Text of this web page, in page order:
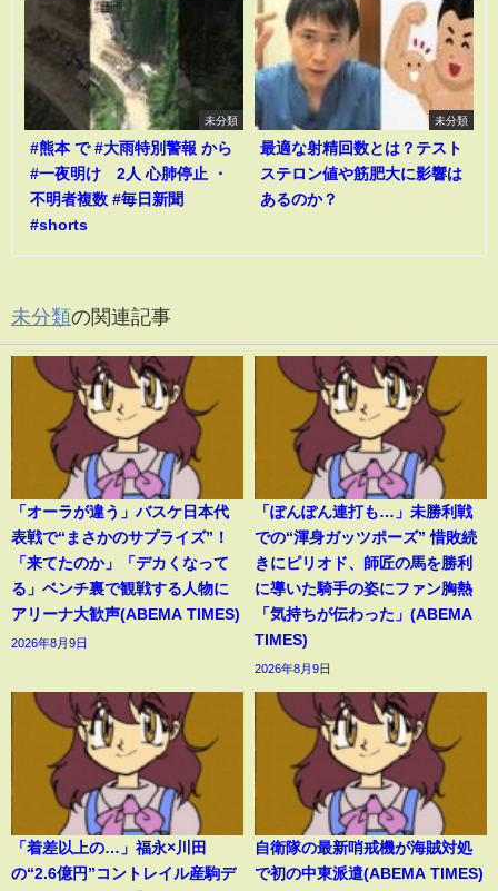
未分類
#熊本 で #大雨特別警報 から
#一夜明け 2人 心肺停止 ・
不明者複数 #毎日新聞
#shorts
未分類
最適な射精回数とは？テスト
ステロン値や筋肥大に影響は
あるのか？
未分類の関連記事
「オーラが違う」バスケ日本代
表戦で“まさかのサプライズ”！
「来てたのか」「デカくなって
る」ベンチ裏で観戦する人物に
アリーナ大歓声(ABEMA TIMES)
2026年8月9日
「ぽんぽん連打も…」未勝利戦
での“渾身ガッツポーズ” 惜敗続
きにピリオド、師匠の馬を勝利
に導いた騎手の姿にファン胸熱
「気持ちが伝わった」(ABEMA
TIMES)
2026年8月9日
「着差以上の…」福永×川田
の“2.6億円”コントレイル産駒デ
自衛隊の最新哨戒機が海賊対処
で初の中東派遣(ABEMA TIMES)